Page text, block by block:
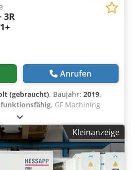
3R
Anrufen
(gebraucht), Baujahr: 2019,
, GF Machining
2019 - Werksrevision 2022 C-
absenkbarem Behälter
x 400 x 500 mm Abstand Tisch
Werkstückgröße: L x B x H = 1200
2000 kg
Rotation, Indexierung und Erosion
Kleinanzeige